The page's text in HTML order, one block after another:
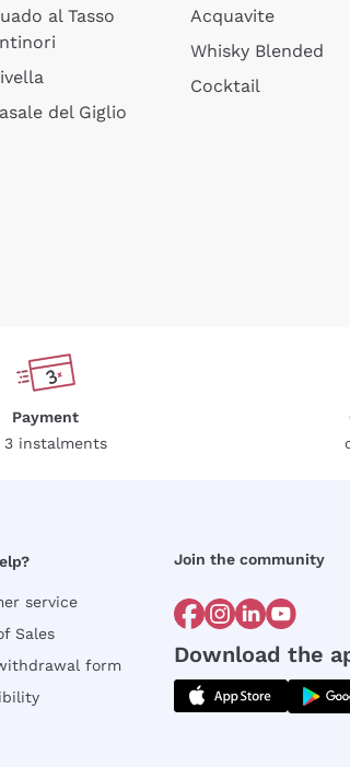
al Tasso
del Giglio
Acquavite
Whisky Blended
Cocktail
Payment
3 instalments
service
Sales
form
Join the community
Download the